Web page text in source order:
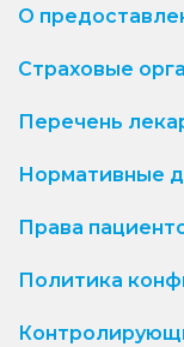
О
Страховые
Перечень
Нормативные
Права
Политика